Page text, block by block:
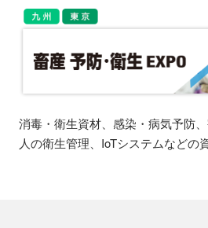
消毒・衛生資材、感染・病気予防
人の衛生管理、IoTシステムなどの